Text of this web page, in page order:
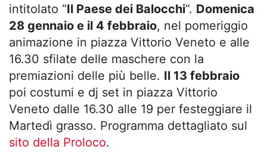
intitolato “Il Paese dei Balocchi“. Domenica
28 gennaio e il 4 febbraio, nel pomeriggio
animazione in piazza Vittorio Veneto e alle
16.30 sfilate delle maschere con la
premiazioni delle più belle. Il 13 febbraio
poi costumi e dj set in piazza Vittorio
Veneto dalle 16.30 alle 19 per festeggiare il
Martedì grasso. Programma dettagliato sul
sito della Proloco.